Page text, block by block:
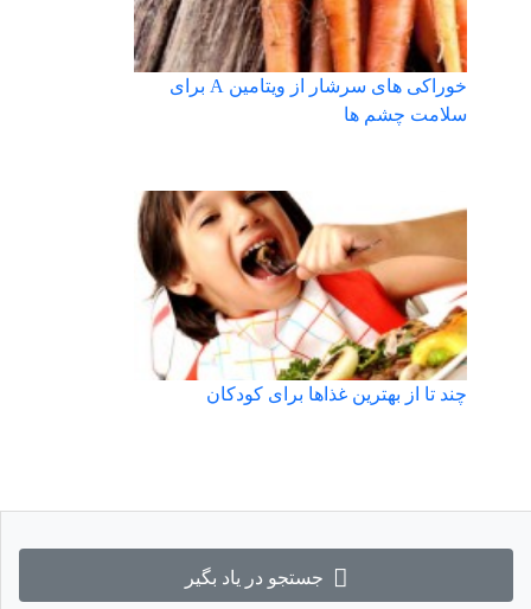
جستجو در یاد بگیر
خوراکی های سرشار از ویتامین A برای
سلامت چشم ها
چند تا از بهترین غذاها برای کودکان